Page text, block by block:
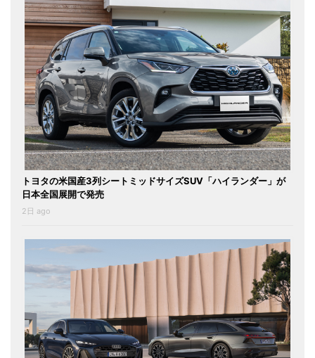
トヨタの米国産3列シートミッドサイズSUV「ハイランダー」が
日本全国展開で発売
2日 ago